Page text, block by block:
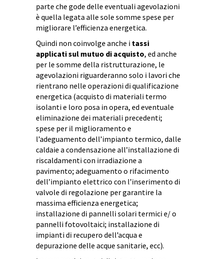
parte che gode delle eventuali agevolazioni
è quella legata alle sole somme spese per
migliorare l’efficienza energetica.
Quindi non coinvolge anche i tassi
applicati sul mutuo di acquisto, ed anche
per le somme della ristrutturazione, le
agevolazioni riguarderanno solo i lavori che
rientrano nelle operazioni di qualificazione
energetica (acquisto di materiali termo
isolanti e loro posa in opera, ed eventuale
eliminazione dei materiali precedenti;
spese per il miglioramento e
l’adeguamento dell’impianto termico, dalle
caldaie a condensazione all’installazione di
riscaldamenti con irradiazione a
pavimento; adeguamento o rifacimento
dell’impianto elettrico con l’inserimento di
valvole di regolazione per garantire la
massima efficienza energetica;
installazione di pannelli solari termici e/ o
pannelli fotovoltaici; installazione di
impianti di recupero dell’acqua e
depurazione delle acque sanitarie, ecc).